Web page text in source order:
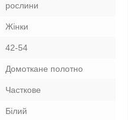
рослини
Жінки
42-54
Домоткане полотно
Часткове
Білий